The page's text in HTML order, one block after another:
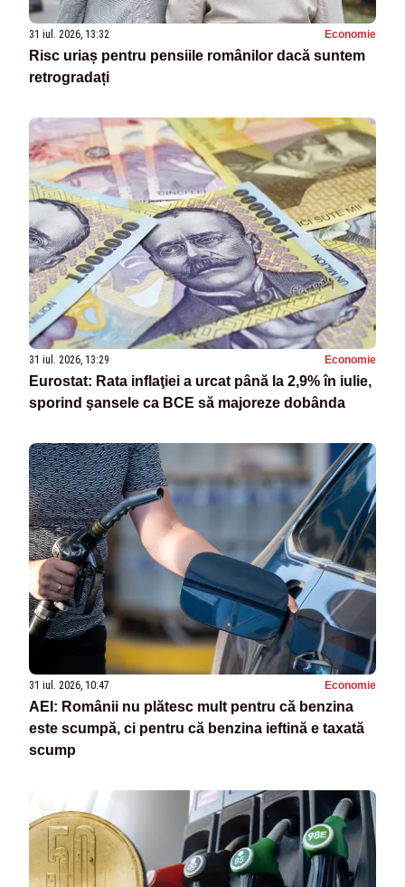
31 iul. 2026, 13:32 Economie
Risc uriaș pentru pensiile românilor dacă suntem
retrogradați
31 iul. 2026, 13:29 Economie
Eurostat: Rata inflaţiei a urcat până la 2,9% în iulie,
sporind şansele ca BCE să majoreze dobânda
31 iul. 2026, 10:47 Economie
AEI: Românii nu plătesc mult pentru că benzina
este scumpă, ci pentru că benzina ieftină e taxată
scump